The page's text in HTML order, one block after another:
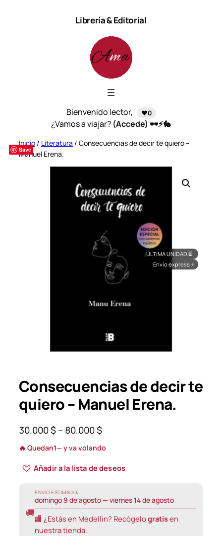
Librería & Editorial
Bienvenido lector, ❤️0
¿Vamos a viajar? (Accede) 🕶️⚡🐇
Save
Inicio / Literatura / Consecuencias de decir te quiero –
Manuel Erena.
¡ÚLTIMA UNIDAD!⏳
Envío express ⚡
Consecuencias de decir te
quiero – Manuel Erena.
30.000$– 80.000$P
r
c
r
a
🔥 Quedan1— y va volando
Añadir a la lista de deseos
🚚
ENVÍO ESTIMADO:
domingo 9 de agosto — viernes 14 de agosto
🏬 ¿Estás en Medellín? Recógelo gratisen
nuestra tienda.